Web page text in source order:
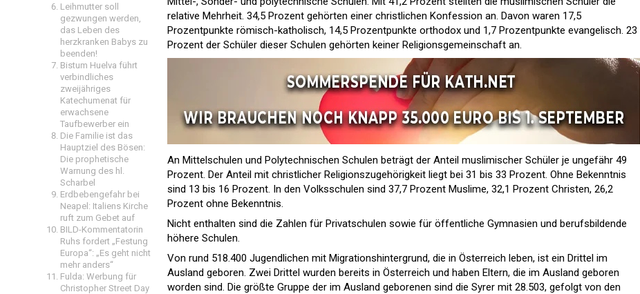
Leihmutter soll
gezwungen werden,
das Leben des
herzkranken Babys zu
beenden!
Bistum Huelva führt
verbindliches
zweijähriges
Katechumenat für
erwachsene
Taufbewerber ein
Die Familie ist das
Hauptziel des Bösen:
Die prophetische
Warnung des hl.
Scharbel
Erdbebengefahr bei
Neapel: Italiens Kirche
ruft zum Gebet auf
BILD-Kommentatorin
Ruhs fordert „Festung
Europa“: „Es geht nicht
mehr anders“
Fulda: Werbung für
Christopher Street Day
relative Mehrheit. 34,5 Prozent gehörten einer christlichen Konfession an. Davon waren 17,5
Prozentpunkte römisch-katholisch, 14,5 Prozentpunkte orthodox und 1,7 Prozentpunkte evangelisch. 23
Prozent der Schüler dieser Schulen gehörten keiner Religionsgemeinschaft an.
An Mittelschulen und Polytechnischen Schulen beträgt der Anteil muslimischer Schüler je ungefähr 49
Prozent. Der Anteil mit christlicher Religionszugehörigkeit liegt bei 31 bis 33 Prozent. Ohne Bekenntnis
sind 13 bis 16 Prozent. In den Volksschulen sind 37,7 Prozent Muslime, 32,1 Prozent Christen, 26,2
Prozent ohne Bekenntnis.
Nicht enthalten sind die Zahlen für Privatschulen sowie für öffentliche Gymnasien und berufsbildende
höhere Schulen.
Von rund 518.400 Jugendlichen mit Migrationshintergrund, die in Österreich leben, ist ein Drittel im
Ausland geboren. Zwei Drittel wurden bereits in Österreich und haben Eltern, die im Ausland geboren
worden sind. Die größte Gruppe der im Ausland geborenen sind die Syrer mit 28.503, gefolgt von den